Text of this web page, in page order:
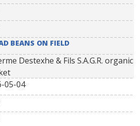
BEANS ON FIELD
Destexhe & Fils S.A.G.R. organic
05-04